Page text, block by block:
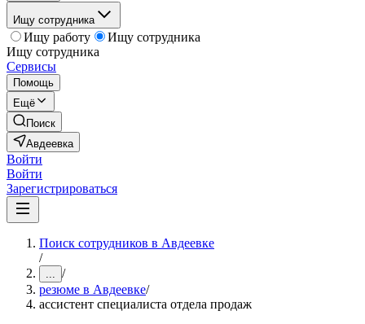
Ищу сотрудника
Ищу работу
Ищу сотрудника
Ищу сотрудника
Сервисы
Помощь
Ещё
Поиск
Авдеевка
Войти
Войти
Зарегистрироваться
Поиск сотрудников в Авдеевке
/
... /
резюме в Авдеевке/
ассистент специалиста отдела продаж